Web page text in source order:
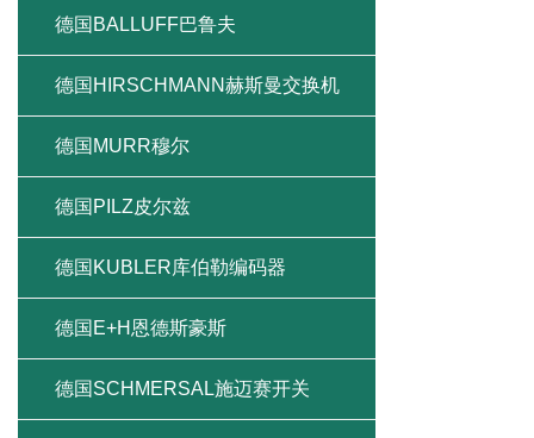
德国BALLUFF巴鲁夫
德国HIRSCHMANN赫斯曼交换机
德国MURR穆尔
德国PILZ皮尔兹
德国KUBLER库伯勒编码器
德国E+H恩德斯豪斯
德国SCHMERSAL施迈赛开关